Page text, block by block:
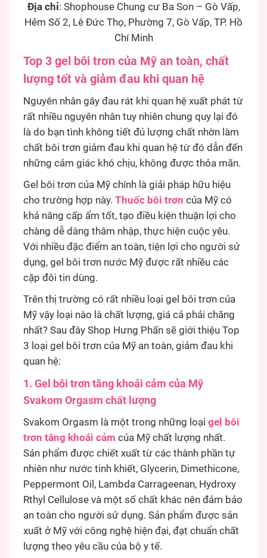
Địa chỉ: Shophouse Chung cư Ba Son – Gò Vấp,
Hẻm Số 2, Lê Đức Thọ, Phường 7, Gò Vấp, TP. Hồ
Chí Minh
Top 3 gel bôi trơn của Mỹ an toàn, chất
lượng tốt và giảm đau khi quan hệ
Nguyên nhân gây đau rát khi quan hệ xuất phát từ
rất nhiều nguyên nhân tuy nhiên chung quy lại đó
là do bạn tình không tiết đủ lượng chất nhờn làm
chất bôi trơn giảm đau khi quan hệ từ đó dẫn đến
những cảm giác khó chịu, không được thỏa mãn.
Gel bôi trơn của Mỹ chính là giải pháp hữu hiệu
cho trường hợp này. Thuốc bôi trơn của Mỹ có
khả năng cấp ẩm tốt, tạo điều kiện thuận lợi cho
chàng dễ dàng thâm nhập, thực hiện cuộc yêu.
Với nhiều đặc điểm an toàn, tiện lợi cho người sử
dụng, gel bôi trơn nước Mỹ được rất nhiều các
cặp đôi tin dùng.
Trên thị trường có rất nhiều loại gel bôi trơn của
Mỹ vậy loại nào là chất lượng, giá cả phải chăng
nhất? Sau đây Shop Hưng Phấn sẽ giới thiệu Top
3 loại gel bôi trơn của Mỹ an toàn, giảm đau khi
quan hệ:
1. Gel bôi trơn tăng khoái cảm của Mỹ
Svakom Orgasm chất lượng
Svakom Orgasm là một trong những loại gel bôi
trơn tăng khoái cảm của Mỹ chất lượng nhất.
Sản phẩm được chiết xuất từ các thành phần tự
nhiên như nước tinh khiết, Glycerin, Dimethicone,
Peppermont Oil, Lambda Carrageenan, Hydroxy
Rthyl Cellulose và một số chất khác nên đảm bảo
an toàn cho người sử dụng. Sản phẩm được sản
xuất ở Mỹ với công nghệ hiện đại, đạt chuẩn chất
lượng theo yêu cầu của bộ y tế.